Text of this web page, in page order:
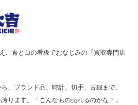
、青と白の看板でおなじみの「買取専門店
、ブランド品、時計、切手、古銭まで、
ります。「こんなもの売れるのかな？」